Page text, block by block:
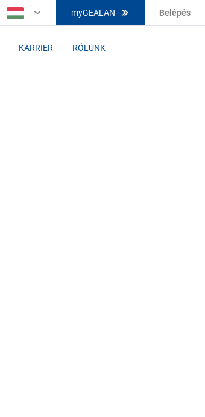
HU
myGEALAN Belépés
KARRIER RÓLUNK